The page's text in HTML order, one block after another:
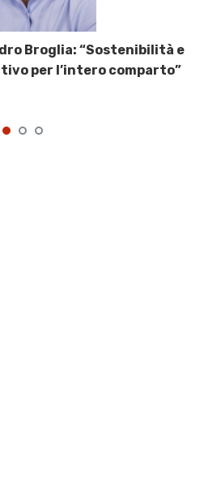
Broglia: “Sostenibilità e
per l’intero comparto”